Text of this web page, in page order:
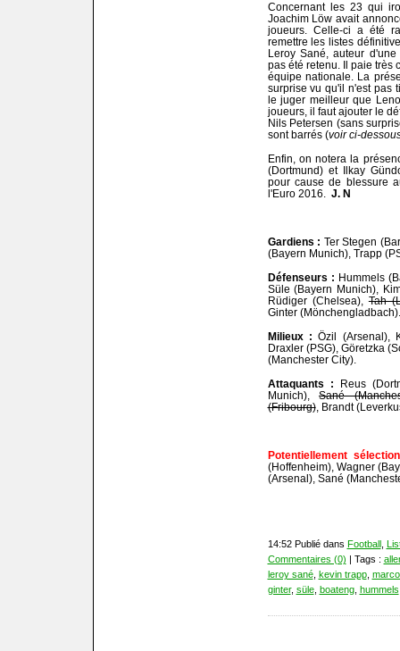
Concernant les 23 qui
Joachim Löw avait
joueurs. Celle-ci a été
remettre les listes
Leroy Sané, auteur
pas été retenu. Il paie très
équipe nationale. La
surprise vu qu'il n'est pas
le juger meilleur que
joueurs, il faut ajouter le
Nils Petersen (sans
sont barrés (voir ci-
Enfin, on notera la
(Dortmund) et Ilkay
pour cause de blessure
l'Euro 2016. J. N
Gardiens : Ter Stegen
(Bayern Munich), Trapp
Défenseurs : Hummels
Süle (Bayern Munich),
Rüdiger (Chelsea),Tah
Ginter (Mönchengladbach).
Milieux : Özil (Arsenal),
Draxler (PSG), Göretzka
(Manchester City).
Attaquants : Reus
Munich), Sané
(Fribourg), Brandt
Potentiellement
(Hoffenheim), Wagner
(Arsenal), Sané
14:52 Publié dans Football,
Commentaires (0) | Tags :
leroy sané, kevin trapp,
ginter, süle, boateng, hummels